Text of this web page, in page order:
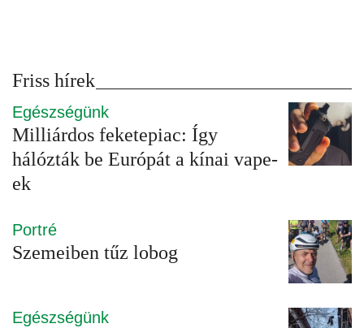
Friss hírek
Egészségünk
Milliárdos feketepiac: Így
hálózták be Európát a kínai vape-
ek
Portré
Szemeiben tűz lobog
Egészségünk